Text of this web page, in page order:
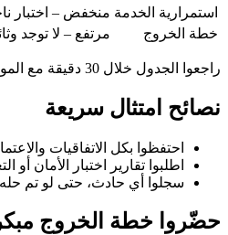
استمرارية الخدمة منخفض – اختبار
خطة الخروج
مرتفع – لا توجد
راجعوا الجدول خلال 30 دقيقة مع المورّد والراعي، وخصصوا إجراءً لكل خانة برتقالية أو حمراء.
نصائح امتثال سريعة
احتفظوا بكل الاتفاقيات
اطلبوا تقارير اختبار الأمان أو
سجلوا أي حادث، حتى لو تم حله
حضّروا خطة الخروج